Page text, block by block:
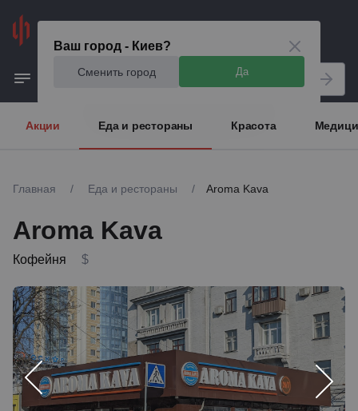
Ваш город - Киев?
Сменить город Да
Акции Еда и рестораны Красота
Главная / Еда и рестораны / Aroma Kava
Aroma Kava
Кофейня $